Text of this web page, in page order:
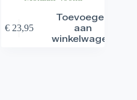
€23,95
Toevoegen
aan
winkelwagen